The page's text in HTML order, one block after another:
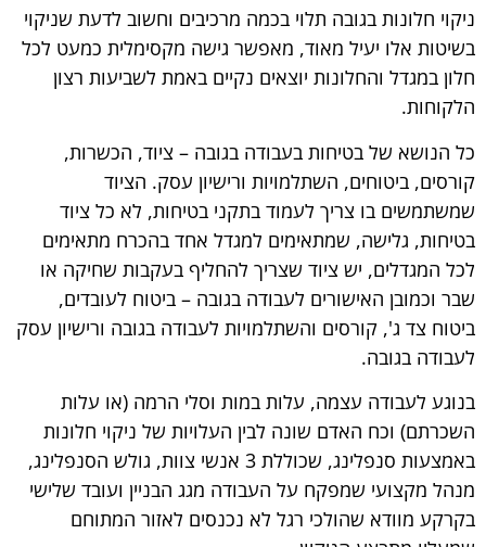
ניקוי חלונות בגובה תלוי בכמה מרכיבים וחשוב לדעת שניקוי
בשיטות אלו יעיל מאוד, מאפשר גישה מקסימלית כמעט לכל
חלון במגדל והחלונות יוצאים נקיים באמת לשביעות רצון
הלקוחות.
כל הנושא של בטיחות בעבודה בגובה – ציוד, הכשרות,
קורסים, ביטוחים, השתלמויות ורישיון עסק. הציוד
שמשתמשים בו צריך לעמוד בתקני בטיחות, לא כל ציוד
בטיחות, גלישה, שמתאימים למגדל אחד בהכרח מתאימים
לכל המגדלים, יש ציוד שצריך להחליף בעקבות שחיקה או
שבר וכמובן האישורים לעבודה בגובה – ביטוח לעובדים,
ביטוח צד ג', קורסים והשתלמויות לעבודה בגובה ורישיון עסק
לעבודה בגובה.
בנוגע לעבודה עצמה, עלות במות וסלי הרמה (או עלות
השכרתם) וכח האדם שונה לבין העלויות של ניקוי חלונות
באמצעות סנפלינג, שכוללת 3 אנשי צוות, גולש הסנפלינג,
מנהל מקצועי שמפקח על העבודה מגג הבניין ועובד שלישי
בקרקע מוודא שהולכי רגל לא נכנסים לאזור המתוחם